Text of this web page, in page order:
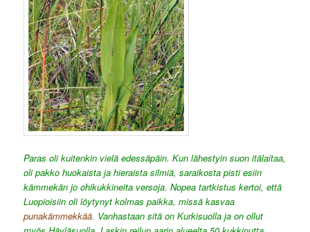
Paras oli kuitenkin vielä edessäpäin. Kun lähestyin suon itälaitaa,
oli pakko huokaista ja hieraista silmiä, saraikosta pisti esiin
kämmekän jo ohikukkineita versoja. Nopea tartkistus kertoi, että
Luopioisiin oli löytynyt kolmas paikka, missä kasvaa
punakämmekkää. Vanhastaan sitä on Kurkisuolla ja on ollut